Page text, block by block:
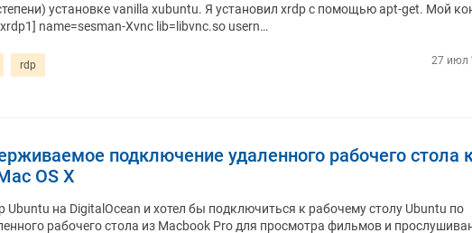
установке vanilla xubuntu. Я установил xrdp с помощью apt-get. Мой
name=sesman-Xvnc lib=libvnc.so usern…
rdp 27 июл
подключение удаленного рабочего стола
OS X
Ubuntu на DigitalOcean и хотел бы подключиться к рабочему столу Ubuntu по
рабочего стола из Macbook Pro для просмотра фильмов и